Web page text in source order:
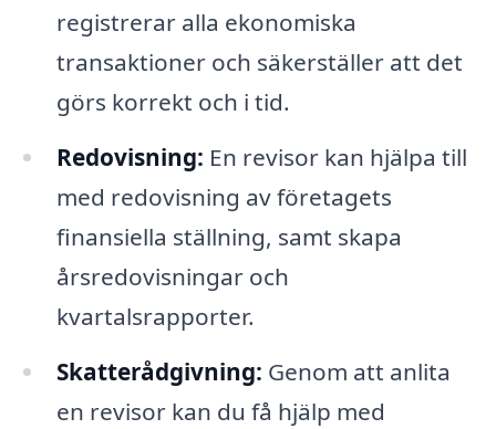
registrerar alla ekonomiska
transaktioner och säkerställer att det
görs korrekt och i tid.
Redovisning: En revisor kan hjälpa till
med redovisning av företagets
finansiella ställning, samt skapa
årsredovisningar och
kvartalsrapporter.
Skatterådgivning: Genom att anlita
en revisor kan du få hjälp med